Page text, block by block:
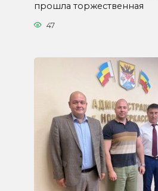
прошла торжественная
47